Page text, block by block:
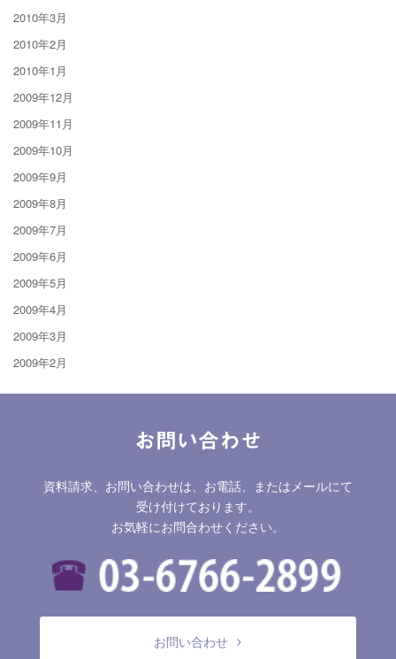
2010年3月
2010年2月
2010年1月
2009年12月
2009年11月
2009年10月
2009年9月
2009年8月
2009年7月
2009年6月
2009年5月
2009年4月
2009年3月
2009年2月
お問い合わせ
資料請求、お問い合わせは、お電話、またはメールにて
受け付けております。
お気軽にお問合わせください。
お問い合わせ